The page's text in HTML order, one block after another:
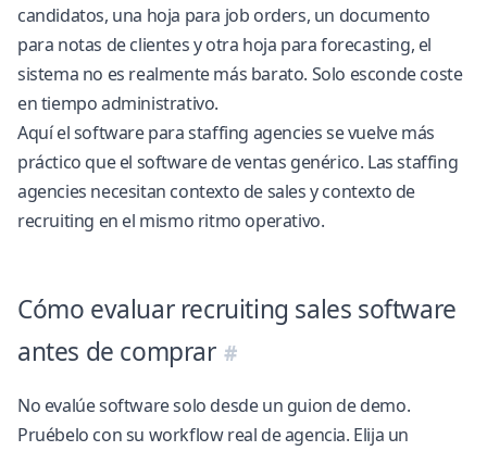
candidatos, una hoja para job orders, un documento
para notas de clientes y otra hoja para forecasting, el
sistema no es realmente más barato. Solo esconde coste
en tiempo administrativo.
Aquí elsoftware para staffing agenciesse vuelve más
práctico que el software de ventas genérico. Las staffing
agencies necesitan contexto de sales y contexto de
recruiting en el mismo ritmo operativo.
Cómo evaluar recruiting sales software
antes de comprar
No evalúe software solo desde un guion de demo.
Pruébelo con su workflow real de agencia. Elija un